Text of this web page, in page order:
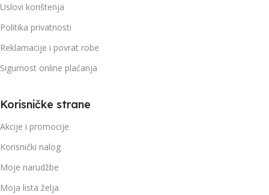
Uslovi korištenja
Politika privatnosti
Reklamacije i povrat robe
Sigurnost online plaćanja
Korisničke strane
Akcije i promocije
Korisnički nalog
Moje narudžbe
Moja lista želja